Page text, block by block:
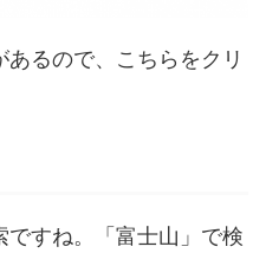
るので、こちらをクリ
ですね。「富士山」で検